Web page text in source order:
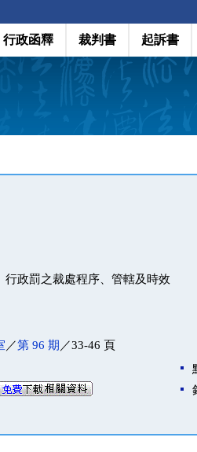
行政函釋 裁判書 起訴書
政罰之裁處程序、管轄及時效
／第 96 期 ／33-46 頁